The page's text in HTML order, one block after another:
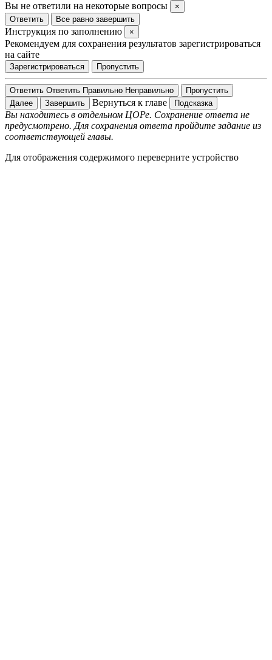
Вы не ответили на некоторые вопросы
×
Ответить
Все равно завершить
Инструкция по заполнению ×
Рекомендуем для сохранения результатов зарегистрироваться
на сайте
Зарегистрироваться Пропустить
Ответить Ответить Правильно Неправильно
Пропустить
Далее
Завершить Вернуться к главе Подсказка
Вы находитесь в отдельном ЦОРе. Сохранение ответа не
предусмотрено. Для сохранения ответа пройдите задание из
соответствующей главы.
Для отображения содержимого переверните устройство